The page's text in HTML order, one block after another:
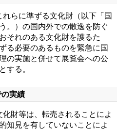
らに準ずる文化財（以下「国
。）の国内外での散逸を防ぐ
それのある文化財を護るた
る必要のあるものを緊急に国
の実施と併せて展覧会への公
する。
実績
財等は、転売されることによ
知見を有していないことによ